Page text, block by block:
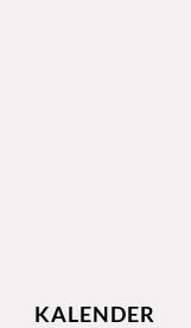
KALENDER